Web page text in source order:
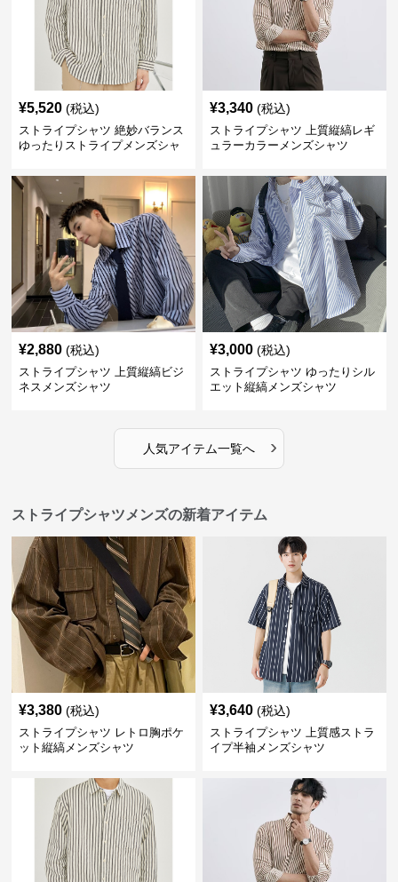
¥5,520 (税込)
ストライプシャツ 絶妙バランス
ゆったりストライプメンズシャ
¥3,340 (税込)
ストライプシャツ 上質縦縞レギ
ュラーカラーメンズシャツ
¥2,880 (税込)
ストライプシャツ 上質縦縞ビジ
ネスメンズシャツ
¥3,000 (税込)
ストライプシャツ ゆったりシル
エット縦縞メンズシャツ
人気アイテム一覧へ ›
ストライプシャツメンズの新着アイテム
¥3,380 (税込)
ストライプシャツ レトロ胸ポケ
ット縦縞メンズシャツ
¥3,640 (税込)
ストライプシャツ 上質感ストラ
イプ半袖メンズシャツ